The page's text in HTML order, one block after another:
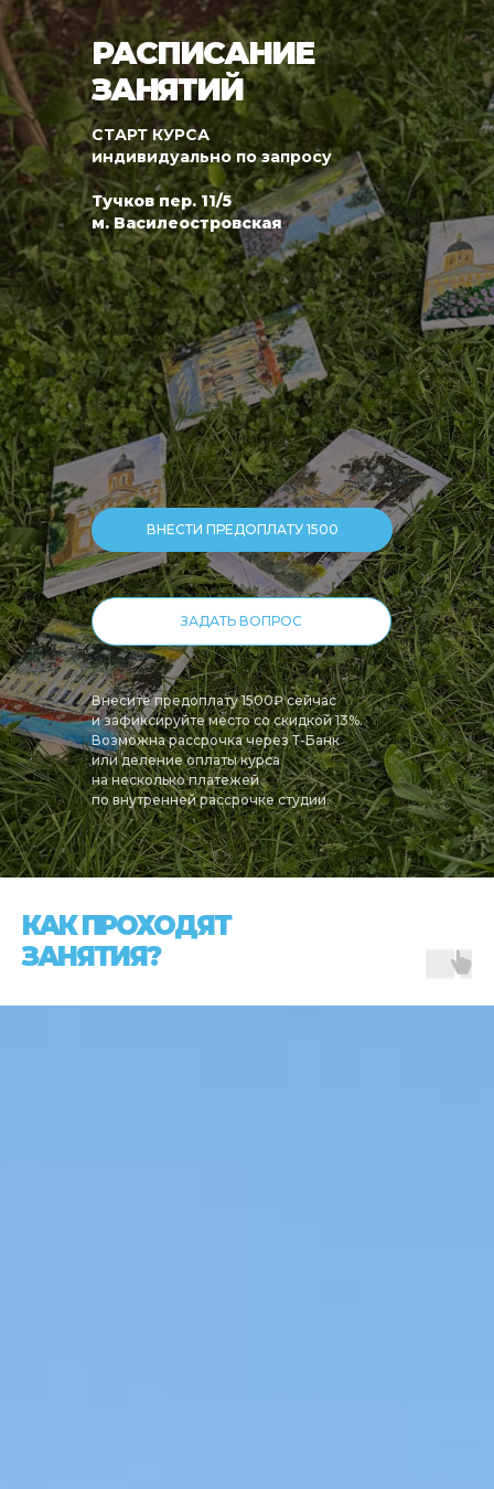
РАСПИСАНИЕ
ЗАНЯТИЙ
Внесите предоплату 1500₽ сейчас
и зафиксируйте место со скидкой 13%.
Возможна рассрочка через Т-Банк
или деление оплаты курса
на несколько платежей
по внутренней рассрочке студии.
ЗАДАТЬ ВОПРОС
ВНЕСТИ ПРЕДОПЛАТУ 1500
СТАРТ КУРСА
индивидуально по запросу
Тучков пер. 11/5
м. Василеостровская
КАК ПРОХОДЯТ
ЗАНЯТИЯ?